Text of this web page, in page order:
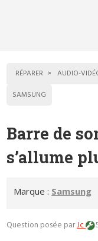
RÉPARER AUDIO-
SAMSUNG
Barre de
s’allume
Marque : Samsung
Question posée parJc